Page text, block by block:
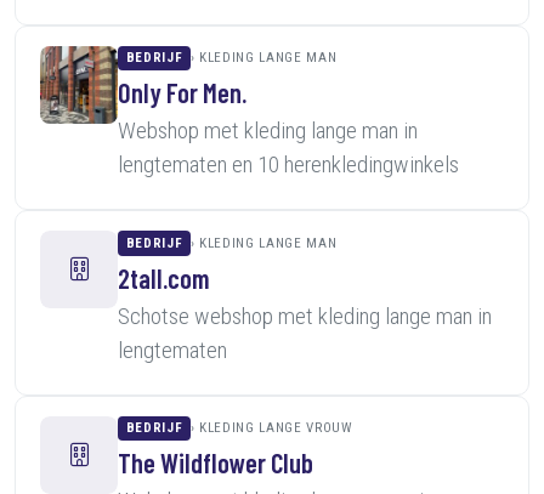
BEDRIJF KLEDING LANGE MAN
Only For Men.
Webshop met kleding lange man in
lengtematen en 10 herenkledingwinkels
BEDRIJF KLEDING LANGE MAN
2tall.com
Schotse webshop met kleding lange man in
lengtematen
BEDRIJF KLEDING LANGE VROUW
The Wildflower Club